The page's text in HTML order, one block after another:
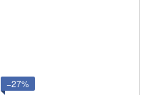
−27%